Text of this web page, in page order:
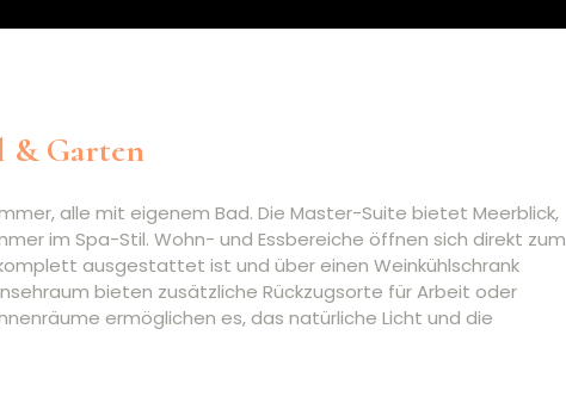
& Garten
alle mit eigenem Bad. Die Master-Suite bietet Meerblick,
im Spa-Stil. Wohn- und Essbereiche öffnen sich direkt zum
ausgestattet ist und über einen Weinkühlschrank
bieten zusätzliche Rückzugsorte für Arbeit oder
ermöglichen es, das natürliche Licht und die